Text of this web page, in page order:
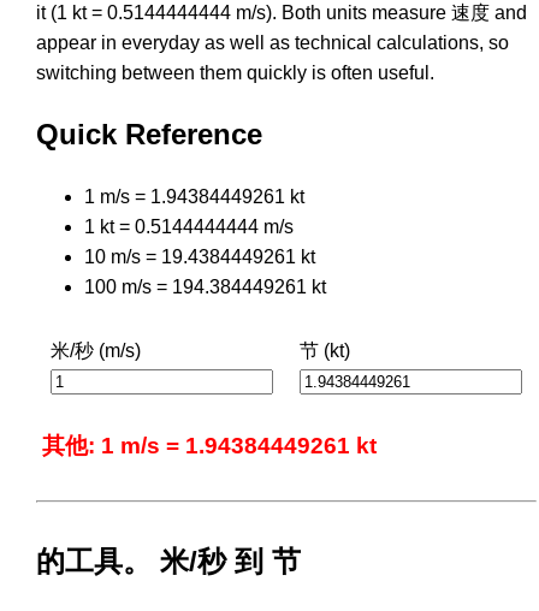
it (1 kt = 0.5144444444 m/s). Both units measure 速度 and
appear in everyday as well as technical calculations, so
switching between them quickly is often useful.
Quick Reference
1 m/s = 1.94384449261 kt
1 kt = 0.5144444444 m/s
10 m/s = 19.4384449261 kt
100 m/s = 194.384449261 kt
米/秒 (m/s) 节 (kt)
其他: 1 m/s = 1.94384449261 kt
的工具。 米/秒 到 节